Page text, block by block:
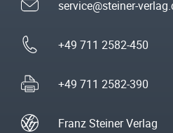
service@steiner-
+49 711 2582-450
+49 711 2582-390
Franz Steiner Verlag